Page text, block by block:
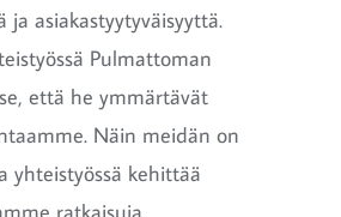
ja asiakastyytyväisyyttä.
Pulmattoman
että he ymmärtävät
Näin meidän on
yhteistyössä kehittää
ratkaisuja.